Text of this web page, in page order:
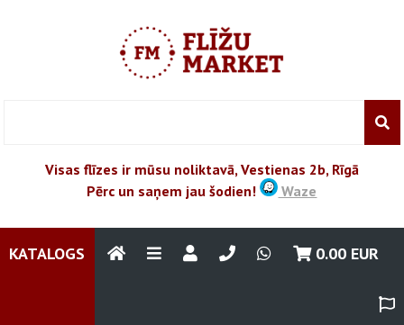
Visas flīzes ir mūsu noliktavā, Vestienas 2b, Rīgā
Pērc un saņem jau šodien!
Waze
KATALOGS 0.00 EUR